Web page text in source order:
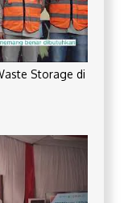
Storage di